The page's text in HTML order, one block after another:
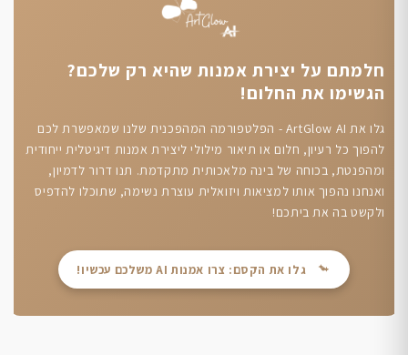
חלמתם על יצירת אמנות שהיא רק שלכם?
הגשימו את החלום!
גלו את ArtGlow AI - הפלטפורמה המהפכנית שלנו שמאפשרת לכם
להפוך כל רעיון, חלום או תיאור מילולי ליצירת אמנות דיגיטלית ייחודית
ומהפנטת, בכוחה של בינה מלאכותית מתקדמת. תנו דרור לדמיון,
ואנחנו נהפוך אותו למציאות ויזואלית עוצרת נשימה, שתוכלו להדפיס
ולקשט בה את ביתכם!
גלו את הקסם: צרו אמנות AI משלכם עכשיו!